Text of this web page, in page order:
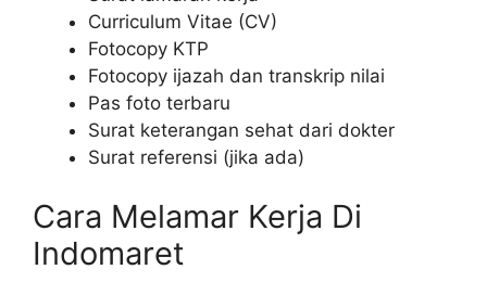
Curriculum Vitae (CV)
Fotocopy KTP
Fotocopy ijazah dan transkrip nilai
Pas foto terbaru
Surat keterangan sehat dari dokter
Surat referensi (jika ada)
Cara Melamar Kerja Di
Indomaret